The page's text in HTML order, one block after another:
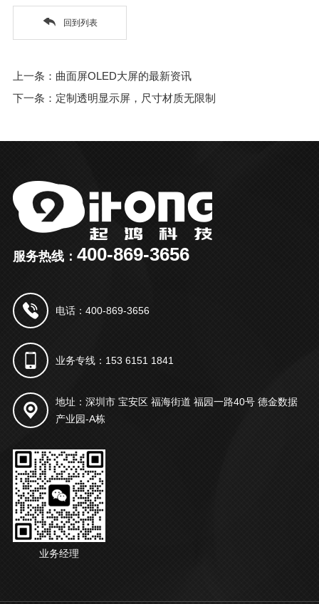
回到列表
上一条：曲面屏OLED大屏的最新资讯
下一条：定制透明显示屏，尺寸材质无限制
服务热线： 400-869-3656
电话：400-869-3656
业务专线：153 6151 1841
地址：深圳市 宝安区 福海街道 福园一路40号 德金数据
产业园-A栋
业务经理